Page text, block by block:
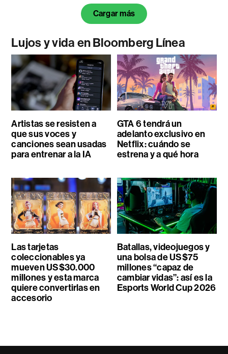
Cargar más
Lujos y vida en Bloomberg Línea
Artistas se resisten a
que sus voces y
canciones sean usadas
para entrenar a la IA
GTA 6 tendrá un
adelanto exclusivo en
Netflix: cuándo se
estrena y a qué hora
Las tarjetas
coleccionables ya
mueven US$30.000
millones y esta marca
quiere convertirlas en
accesorio
Batallas, videojuegos y
una bolsa de US$75
millones “capaz de
cambiar vidas”: así es la
Esports World Cup 2026